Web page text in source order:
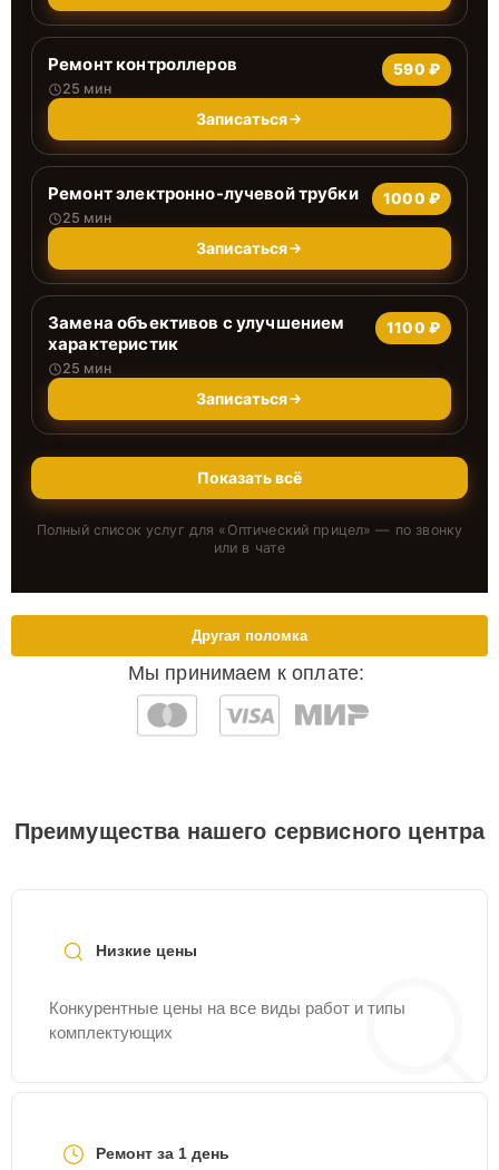
Ремонт контроллеров
25 мин
590 ₽
Записаться
Ремонт электронно-лучевой трубки
25 мин
1000 ₽
Записаться
Замена объективов с улучшением
характеристик
25 мин
1100 ₽
Записаться
Показать всё
Полный список услуг для « Оптический прицел» — по звонку
или в чате
Мы принимаем к оплате:
Другая поломка
Преимущества нашего сервисного центра
Низкие цены
Конкурентные цены на все виды работ и типы
комплектующих
Ремонт за 1 день